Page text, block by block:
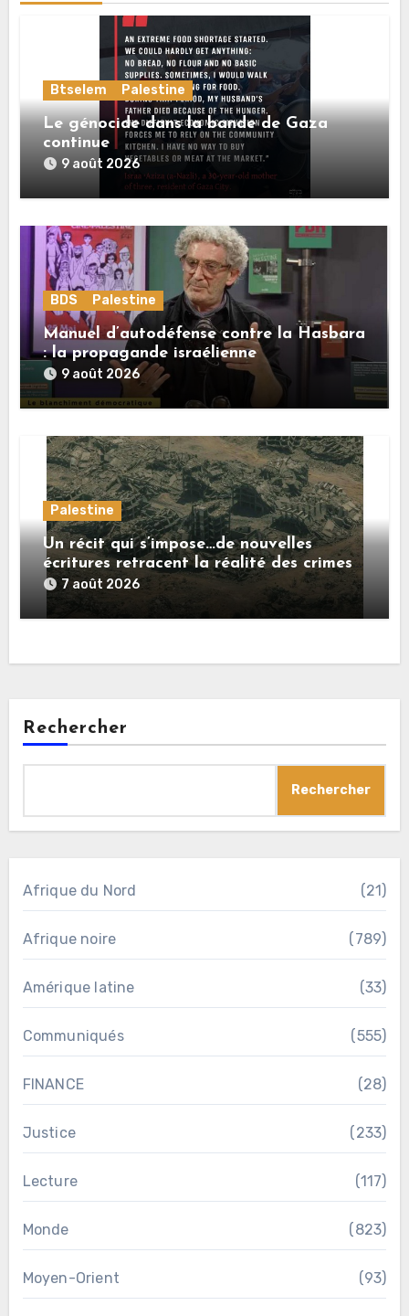
Btselem Palestine
Le génocide dans la bande de Gaza
continue
9 août 2026
BDS Palestine
Manuel d’autodéfense contre la Hasbara
: la propagande israélienne
9 août 2026
Palestine
Un récit qui s’impose…de nouvelles
écritures retracent la réalité des crimes
sionistes à Gaza
7 août 2026
Rechercher
Rechercher
Afrique du Nord (21)
Afrique noire (789)
Amérique latine (33)
Communiqués (555)
FINANCE (28)
Justice (233)
Lecture (117)
Monde (823)
Moyen-Orient (93)